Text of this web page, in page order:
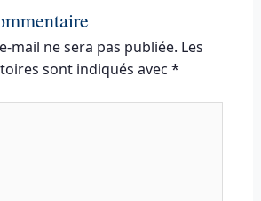
mail ne sera pas publiée. Les
sont indiqués avec *